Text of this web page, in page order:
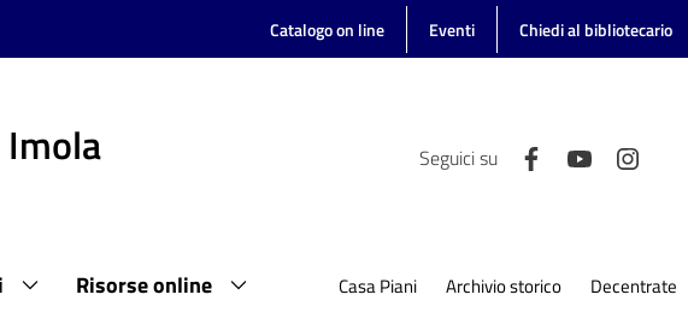
Catalogo on line Eventi Chiedi al bibliotecario
Seguici su
Risorse online Casa Piani Archivio storico Decentrate